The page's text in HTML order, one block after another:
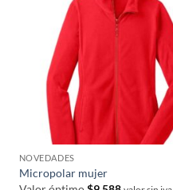
opciones
pueden
página
de
producto
NOVEDADES
Micropolar mujer